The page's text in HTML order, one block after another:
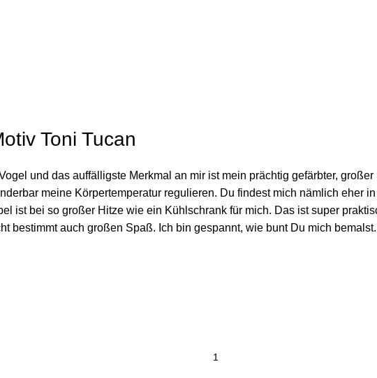
Toni Tucan
und das auffälligste Merkmal an mir ist mein prächtig gefärbter,
meine Körpertemperatur regulieren. Du findest mich nämlich eher
ist bei so großer Hitze wie ein Kühlschrank für mich. Das ist super
bestimmt auch großen Spaß. Ich bin gespannt, wie bunt Du mich